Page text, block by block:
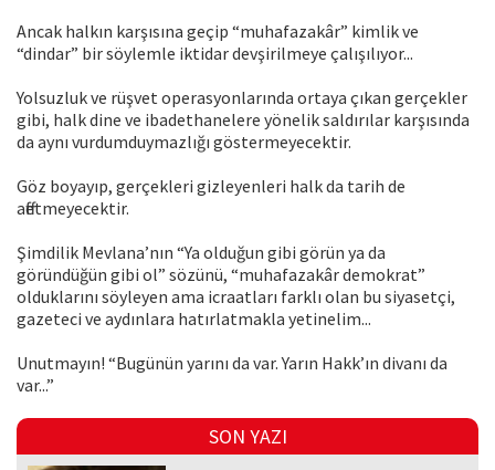
Ancak halkın karşısına geçip “muhafazakâr” kimlik ve
“dindar” bir söylemle iktidar devşirilmeye çalışılıyor...
Yolsuzluk ve rüşvet operasyonlarında ortaya çıkan gerçekler
gibi, halk dine ve ibadethanelere yönelik saldırılar karşısında
da aynı vurdumduymazlığı göstermeyecektir.
Göz boyayıp, gerçekleri gizleyenleri halk da tarih de
affetmeyecektir.
Şimdilik Mevlana’nın “Ya olduğun gibi görün ya da
göründüğün gibi ol” sözünü, “muhafazakâr demokrat”
olduklarını söyleyen ama icraatları farklı olan bu siyasetçi,
gazeteci ve aydınlara hatırlatmakla yetinelim...
Unutmayın! “Bugünün yarını da var. Yarın Hakk’ın divanı da
var...”
SON YAZI